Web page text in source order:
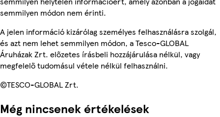
semmilyen módon nem érinti.
A jelen információ kizárólag személyes felhasználásra szolgál,
és azt nem lehet semmilyen módon, a Tesco-GLOBAL
Áruházak Zrt. előzetes írásbeli hozzájárulása nélkül, vagy
megfelelő tudomásul vétele nélkül felhasználni.
©TESCO-GLOBAL Zrt.
Még nincsenek értékelések